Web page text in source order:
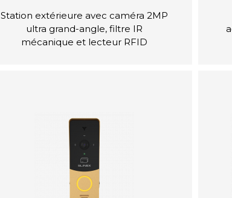
Station extérieure avec caméra 2MP
ultra grand-angle, filtre IR
mécanique et lecteur RFID